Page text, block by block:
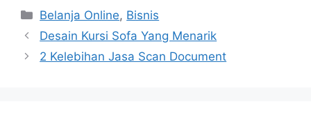
Categories
Belanja Online, Bisnis
Desain Kursi Sofa Yang Menarik
2 Kelebihan Jasa Scan Document